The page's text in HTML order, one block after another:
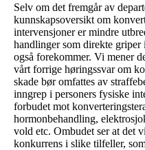
Selv om det fremgår av
kunnskapsoversikt om
intervensjoner er mindre
handlinger som direkte
også forekommer. Vi mener
vårt forrige høringssvar om
skade bør omfattes av
inngrep i personers fysiske
forbudet mot
hormonbehandling,
vold etc. Ombudet ser at det
konkurrens i slike tilfeller,